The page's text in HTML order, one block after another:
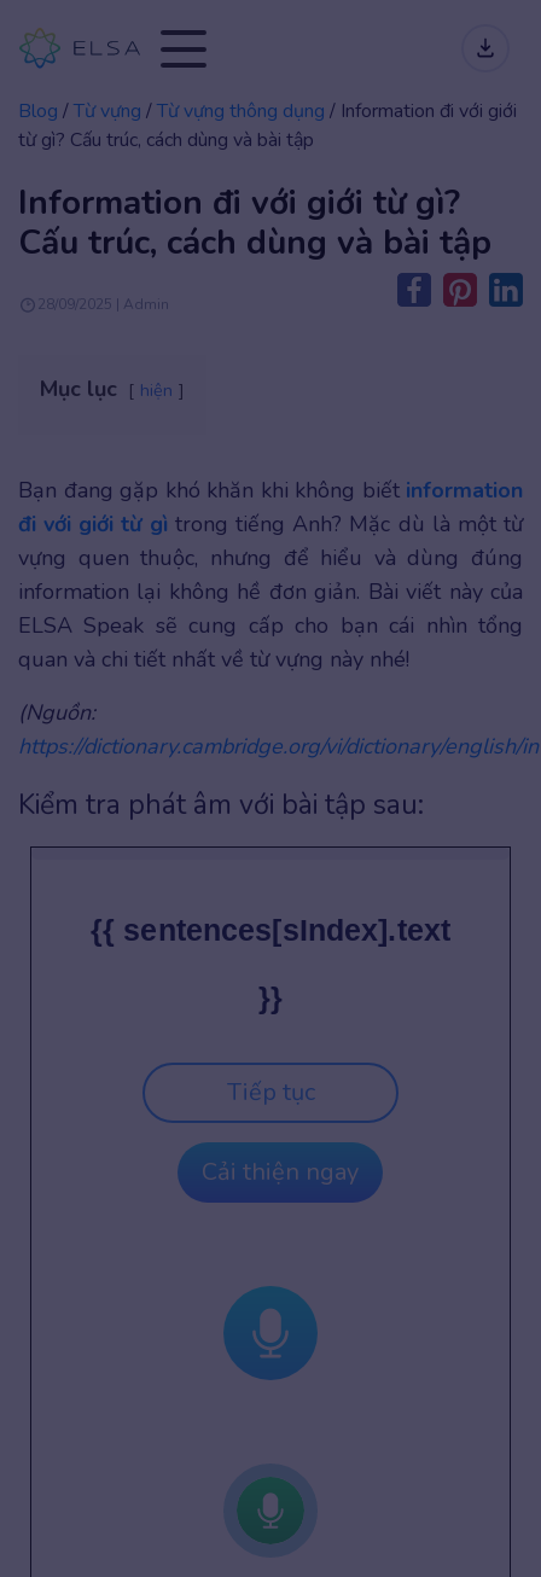
Blog /Từ vựng /Từ vựng thông dụng / Information đi với giới
từ gì? Cấu trúc, cách dùng và bài tập
Information đi với giới từ gì?
Cấu trúc, cách dùng và bài tập
28/09/2025 | Admin
Mục lục hiện
Bạn đang gặp khó khăn khi không biết information
đi với giới từ gì trong tiếng Anh? Mặc dù là một từ
vựng quen thuộc, nhưng để hiểu và dùng đúng
information lại không hề đơn giản. Bài viết này của
ELSA Speak sẽ cung cấp cho bạn cái nhìn tổng
quan và chi tiết nhất về từ vựng này nhé!
(Nguồn:
https://dictionary.cambridge.org/vi/dictionary/english/
Kiểm tra phát âm với bài tập sau:
{{ sentences[sIndex].text
}}
Tiếp tục
Cải thiện ngay